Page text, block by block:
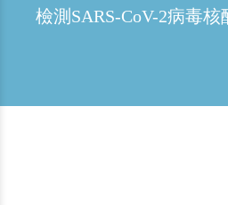
檢測SARS-CoV-2病毒